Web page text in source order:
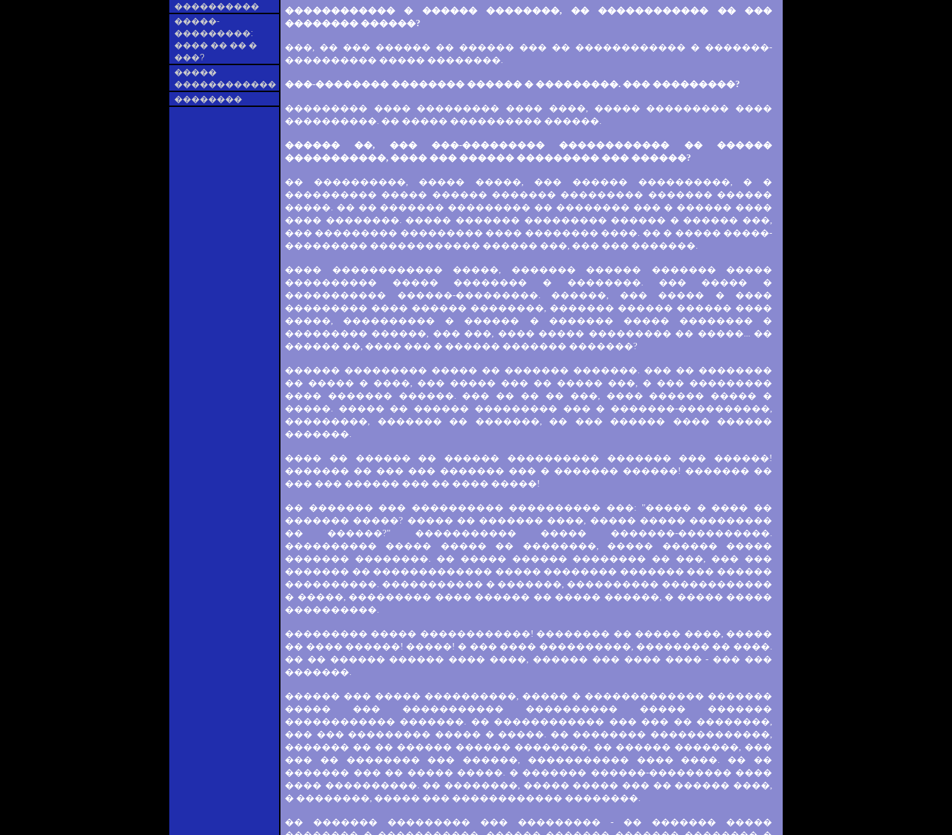
����������
�����-
���������:
���� �� �� �
���?
�����
������������
��������
������������ � ������ ��������, �� ������������ �� ���
�������� ������?
���, �� ��� ������ �� ������ ��� �� ������������ � �������-
���������� ����� ��������.
���-�������� �������� ������ � ���������. ��� ���������?
��������� ���� ��������� ���� ����, ����� ��������� ����
����������. �� ����� ���������� ������.
������ ��, ��� ���-��������� ������������ �� ������
�����������, ���� ��� ������ ��������� ��� ������?
�� ����������, ����� �����, ��� ������ ����������, � �
���������� ����� ������ ������� ��������� ������� ������
�����. �� �� ������� ��������� �� �������� ��� � ������ ����
���� ��������. ����� ������� ��������� ������ � ������ ���,
��� ��������� ��������� ���� �������� ����. �� � ����� �����-
��������� ������������ ������ ���, ��� ��� �������.
���� ������������ �����, ������� ������ ������� �����
���������� ����� �������� � ��������. ��� ����� �
����������� ������-���������. ������, ��� ����� � ����
��������� ���� ������ ��������, ������� ������ ������ ����
�����, ���������� � ������ � ������� ����� �������� �
��������� ������, ��� ���, ���� ����� ��������� �� �����... ��
������ ��, ���� ��� � ������ ������� �������?
������ ��������� ����� �� ������� �������. ��� �� ��������
�� ����� � ����, ��� ����� ��� �� ����� ���, � ��� ���������
���� ������� ������. ��� �� �� �� ���, ���� ������ ����� �
�����. ����� �� ������ ��������� ��� � �������-����������,
���������, ������� �� �������, �� ��� ������ ���� ������
�������.
���� �� ������ �� ������ ���������� ������� ��� ������!
������� �� ��� ��� ������� ��� � ������� ������! ������� ��
��� ��� ������ ��� �� ���� �����!
�� ������� ��� ���������� ���������� ���: "����� � ���� ��
������� �����? ����� �� ������� ����, ����� ����� ���������
�� ������?" ����������� ����� �������-����������.
���������� ����� ����� �� ��������, ����� ������ �����
������� ��������. �� ����� ������ �������� �� ���, ��� ���
������� �� ������������� ����� �������� ������� ��� ������
����������. ����������� � �������, ���������� ������������
� �����, ��������� ���� ������ �� ����� ������, � ����� �����
����������.
��������� ����� ������������! �������� �� ����� ����, �����
�� ���� ������! �����! � ��� ���� ����������, �������� �� ����.
�� �� ������ ������ ���� ����, ������ ��� ���� ���� - ��� ���
�������.
������ ��� ����� ����������, ����� � ������������� �������
����� ��� ����������� ���������� ����� �������
������������ �������. �� ������������ ��� ��� �� ��������,
��� ��� ��������� ����� � �����. �� �������� �������������,
������� �� �� ������ ������ ��������, �� ������ �������, ���
��� �� �������� ��� ������, ����������� ���� ����. �� ��
������� ��� �� ����� �����. � ������� ������-��������� ����
���� ����������. �� ��������, ����� ����� ��� �� ������ ����,
� ��������, ����� ��� ������������ ��������.
�� ������� ��������� ��� ��������� - �� ������� �����